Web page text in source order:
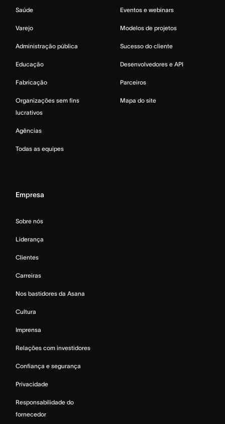
Saúde
Varejo
Administração pública
Educação
Fabricação
Organizações sem fins
lucrativos
Agências
Todas as equipes
Eventos e webinars
Modelos de projetos
Sucesso do cliente
Desenvolvedores e API
Parceiros
Mapa do site
Empresa
Sobre nós
Liderança
Clientes
Carreiras
Nos bastidores da Asana
Cultura
Imprensa
Relações com investidores
Confiança e segurança
Privacidade
Responsabilidade do
fornecedor